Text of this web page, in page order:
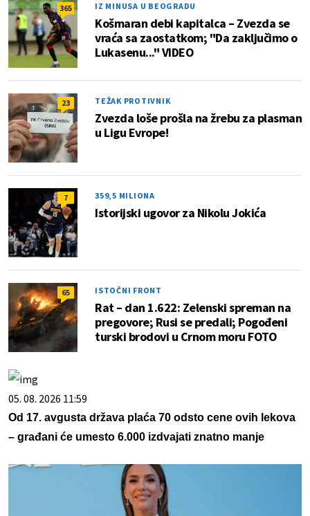
365 IZ MINUSA U BEOGRADU
Košmaran debi kapitalca – Zvezda se
vraća sa zaostatkom; "Da zaključimo o
Lukasenu..." VIDEO
23 TEŽAK PROTIVNIK
Zvezda loše prošla na žrebu za plasman
u Ligu Evrope!
7 359,5 MILIONA
Istorijski ugovor za Nikolu Jokića
65 ISTOČNI FRONT
Rat – dan 1.622: Zelenski spreman na
pregovore; Rusi se predali; Pogođeni
turski brodovi u Crnom moru FOTO
05. 08. 2026 11:59
Od 17. avgusta država plaća 70 odsto cene ovih lekova
– građani će umesto 6.000 izdvajati znatno manje